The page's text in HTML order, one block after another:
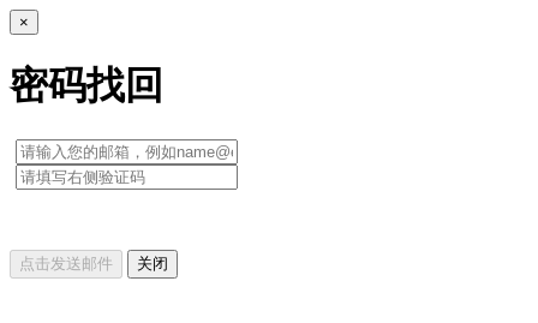
×
密码找回
点击发送邮件 关闭